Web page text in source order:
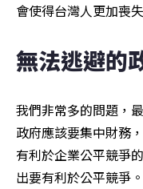
會使得台灣人更加喪
無法逃避的
我們非常多的問題，
政府應該要集中財務
有利於企業公平競爭
出要有利於公平競爭